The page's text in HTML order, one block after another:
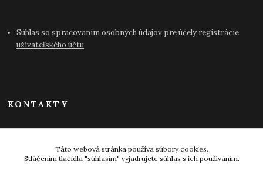
Súhlas so spracovaním osobných údajov pre účely registrácie
užívateľského účtu
KONTAKTY
Táto webová stránka používa súbory cookies.
Stláčením tlačidla "súhlasím" vyjadrujete súhlas s ich používaním.